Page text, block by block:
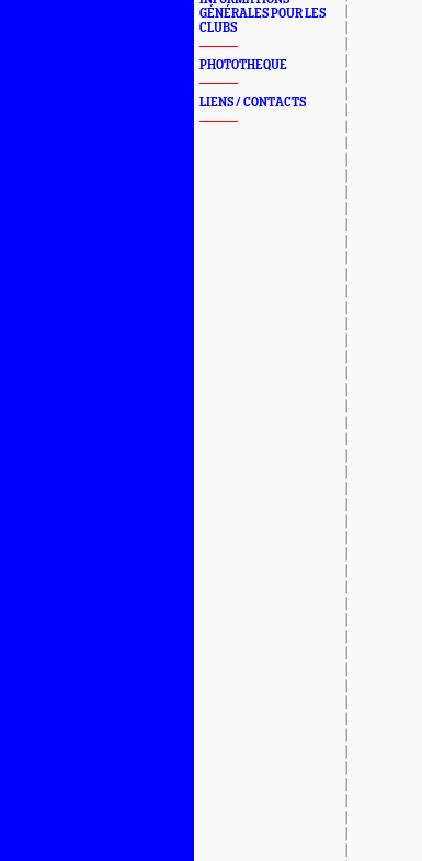
GÉNÉRALES POUR LES
CLUBS
PHOTOTHEQUE
LIENS / CONTACTS